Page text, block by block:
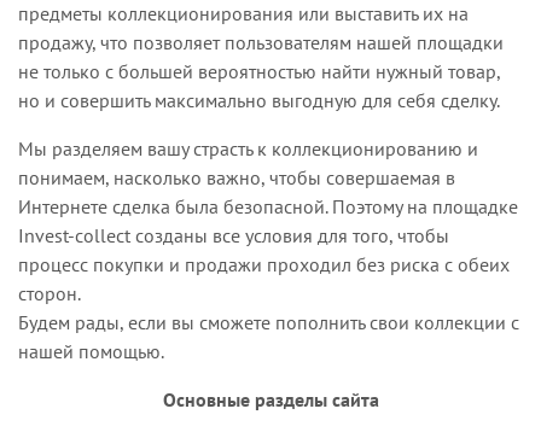
предметы коллекционирования или выставить их на
продажу, что позволяет пользователям нашей площадки
не только с большей вероятностью найти нужный товар,
но и совершить максимально выгодную для себя сделку.
Мы разделяем вашу страсть к коллекционированию и
понимаем, насколько важно, чтобы совершаемая в
Интернете сделка была безопасной. Поэтому на площадке
Invest-collect созданы все условия для того, чтобы
процесс покупки и продажи проходил без риска с обеих
сторон.
Будем рады, если вы сможете пополнить свои коллекции с
нашей помощью.
Основные разделы сайта